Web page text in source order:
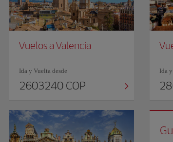
Vuelos a Valencia
Ida y Vuelta desde
2603240 COP
Ida